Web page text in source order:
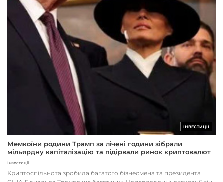
ІНВЕСТИЦІЇ
Мемкоїни родини Трамп за лічені години зібрали
мільярдну капіталізацію та підірвали ринок криптовалют
Інвестиції
Криптоспільнота зробила багатого бізнесмена та президента